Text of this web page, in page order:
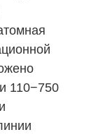
110−750